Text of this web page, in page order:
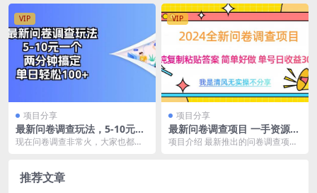
服、放松的声音，比如...
收益都低的离谱，今天...
VIP
项目分享
最新问卷调查玩法，5-10元一
个，两分钟搞定，单日轻松10
现在问卷调查非常火，大家也都看
VIP
项目分享
最新问卷调查项目 一手资源
纯复制粘贴答案 单号收益30+
项目介绍 最新推出的问卷调查项
推荐文章